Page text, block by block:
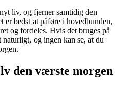
liv, og fjerner samtidig den
er bedst at påføre i hovedbunden,
og fordeles. Hvis det bruges på
og ingen kan se, at du
den værste morgen